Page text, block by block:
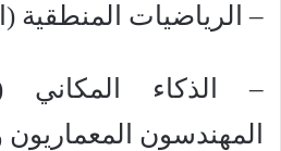
– الرياضيات المنطقية
– الذكاء المكاني
المهندسون